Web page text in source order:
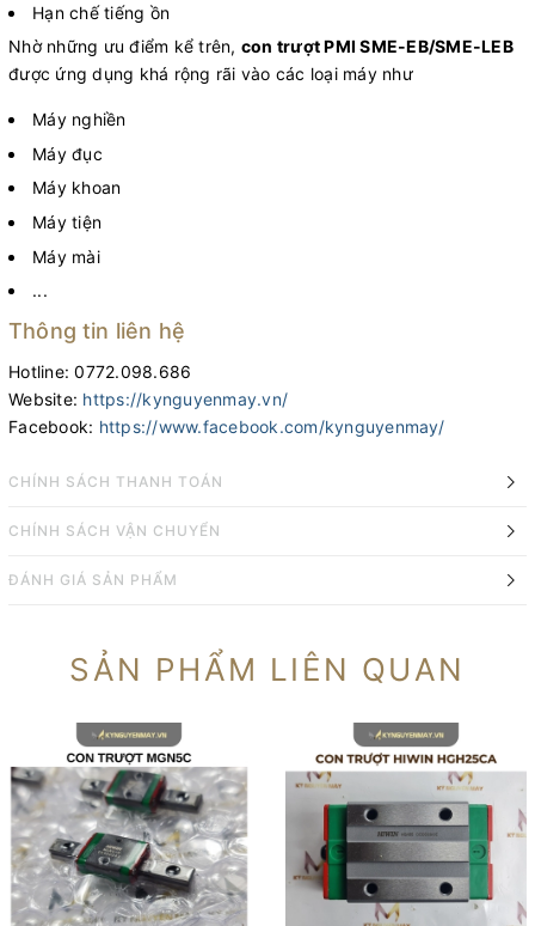
Hạn chế tiếng ồn
Nhờ những ưu điểm kể trên, con trượt PMI SME-EB/SME-LEB
được ứng dụng khá rộng rãi vào các loại máy như
Máy nghiền
Máy đục
Máy khoan
Máy tiện
Máy mài
...
Thông tin liên hệ
Hotline: 0772.098.686
Website: https://kynguyenmay.vn/
Facebook: https://www.facebook.com/kynguyenmay/
CHÍNH SÁCH THANH TOÁN
CHÍNH SÁCH VẬN CHUYỂN
ĐÁNH GIÁ SẢN PHẨM
SẢN PHẨM LIÊN QUAN